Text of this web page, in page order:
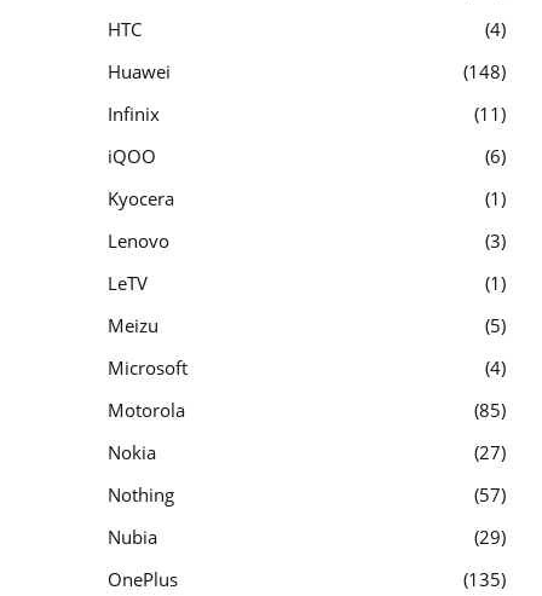
HTC
4
Huawei
148
Infinix
11
iQOO
6
Kyocera
1
Lenovo
3
LeTV
1
Meizu
5
Microsoft
4
Motorola
85
Nokia
27
Nothing
57
Nubia
29
OnePlus
135